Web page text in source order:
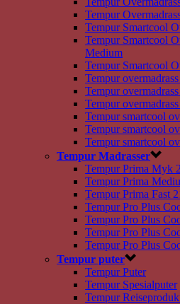
Tempur
Tempur Smartcool
Tempur Smartcool
Medium
Tempur Smartcool
Tempur
Tempur
Tempur
Tempur smartcool
Tempur smartcool
Tempur smartcool
Tempur Madrasser
Tempur Prima Myk
Tempur Prima
Tempur Prima Fast
Tempur Pro Plus
Tempur Pro Plus
Tempur Pro Plus
Tempur Pro Plus
Tempur puter
Tempur Puter
Tempur Spesialputer
Tempur